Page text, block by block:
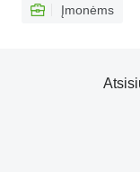
Įmonėms